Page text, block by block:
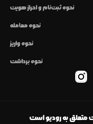
نحوه ثبت‌نام و احراز هویت
نحوه معامله
نحوه واریز
نحوه برداشت
متعلق به رودیو است